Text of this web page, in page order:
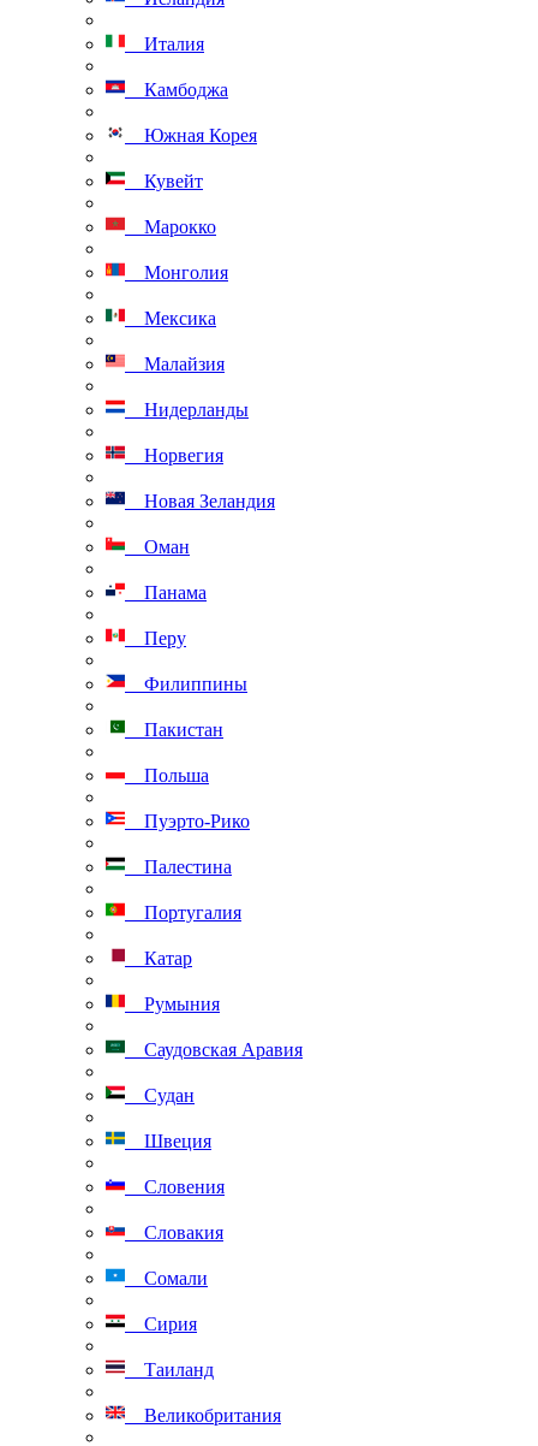
Италия
Камбоджа
Южная Корея
Кувейт
Марокко
Монголия
Мексика
Малайзия
Нидерланды
Норвегия
Новая Зеландия
Оман
Панама
Перу
Филиппины
Пакистан
Польша
Пуэрто-Рико
Палестина
Португалия
Катар
Румыния
Саудовская Аравия
Судан
Швеция
Словения
Словакия
Сомали
Сирия
Таиланд
Великобритания